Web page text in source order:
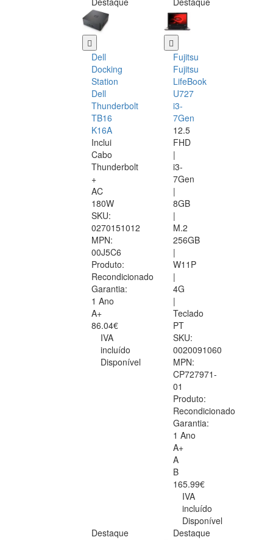
Dell
Docking
Station
Dell
Thunderbolt
TB16
K16A
Inclui
Cabo
Thunderbolt
+
AC
180W
SKU:
0270151012
MPN:
00J5C6
Produto:
Recondicionado
Garantia:
1 Ano
A+
86.04€
IVA
incluído
Disponível
Fujitsu
Fujitsu
LifeBook
U727
i3-
7Gen
12.5
FHD
|
i3-
7Gen
|
8GB
|
M.2
256GB
|
W11P
|
4G
|
Teclado
PT
SKU:
0020091060
MPN:
CP727971-
01
Produto:
Recondicionado
Garantia:
1 Ano
A+
A
B
165.99€
IVA
incluído
Disponível
Destaque
Destaque